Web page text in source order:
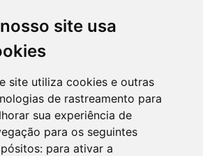
site usa
site utiliza cookies e outras
de rastreamento para
sua experiência de
para os seguintes
para ativar a